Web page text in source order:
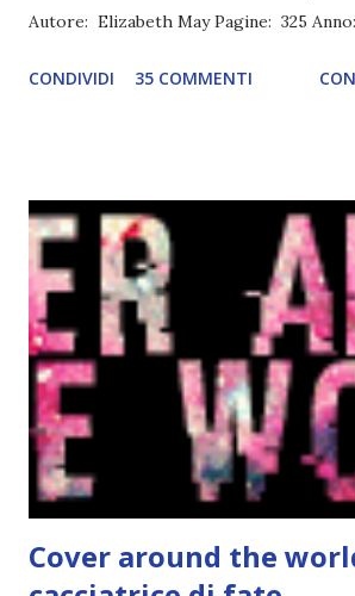
Autore: Elizabeth May Pagine: 325
nelle pieghe del buio che può compiere
segreto: se di giorno è una perfetta
diciannovesimo secolo, alle prese con
scintillanti, di notte è una spietata
è iniziato un anno prima, la sera del suo
la stessa, tragica sera della morte di sua
essere soprannaturale. Da allora,
una voce selvaggia che la sprona alla
CONDIVIDI 35 COMMENTI
Cover around the